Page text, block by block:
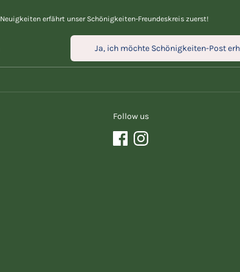
Neuigkeiten erfährt unser Schönigkeiten-Freundeskreis zuerst!
Ja, ich möchte Schönigkeiten-Post
Follow us